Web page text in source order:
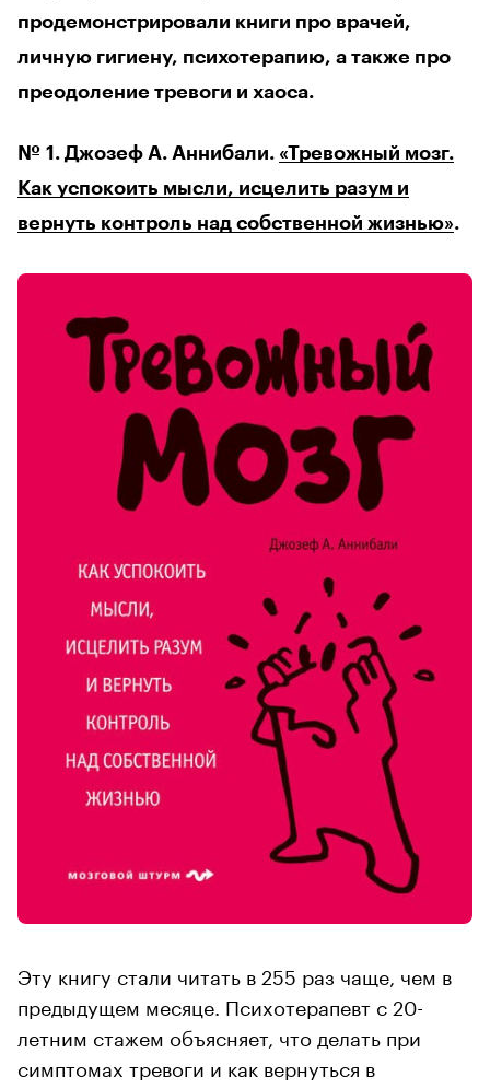
продемонстрировали книги про врачей,
личную гигиену, психотерапию, а также про
преодоление тревоги и хаоса.
№ 1. Джозеф А. Аннибали. «Тревожный мозг.
Как успокоить мысли, исцелить разум и
вернуть контроль над собственной жизнью».
Эту книгу стали читать в 255 раз чаще, чем в
предыдущем месяце. Психотерапевт с 20-
летним стажем объясняет, что делать при
симптомах тревоги и как вернуться в